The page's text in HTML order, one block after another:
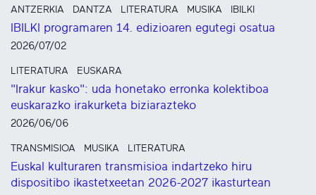
ANTZERKIA DANTZA LITERATURA MUSIKA IBILKI
IBILKI programaren 14. edizioaren egutegi osatua
2026/07/02
LITERATURA EUSKARA
"Irakur kasko": uda honetako erronka kolektiboa
euskarazko irakurketa biziarazteko
2026/06/06
TRANSMISIOA MUSIKA LITERATURA
Euskal kulturaren transmisioa indartzeko hiru
dispositibo ikastetxeetan 2026-2027 ikasturtean